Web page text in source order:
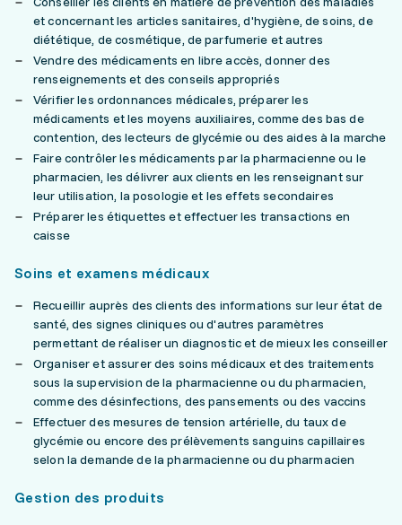
et concernant les articles sanitaires, d'hygiène, de soins, de
diététique, de cosmétique, de parfumerie et autres
Vendre des médicaments en libre accès, donner des
renseignements et des conseils appropriés
Vérifier les ordonnances médicales, préparer les
médicaments et les moyens auxiliaires, comme des bas de
contention, des lecteurs de glycémie ou des aides à la marche
Faire contrôler les médicaments par la pharmacienne ou le
pharmacien, les délivrer aux clients en les renseignant sur
leur utilisation, la posologie et les effets secondaires
Préparer les étiquettes et effectuer les transactions en
caisse
Soins et examens médicaux
Recueillir auprès des clients des informations sur leur état de
santé, des signes cliniques ou d'autres paramètres
permettant de réaliser un diagnostic et de mieux les conseiller
Organiser et assurer des soins médicaux et des traitements
sous la supervision de la pharmacienne ou du pharmacien,
comme des désinfections, des pansements ou des vaccins
Effectuer des mesures de tension artérielle, du taux de
glycémie ou encore des prélèvements sanguins capillaires
selon la demande de la pharmacienne ou du pharmacien
Gestion des produits